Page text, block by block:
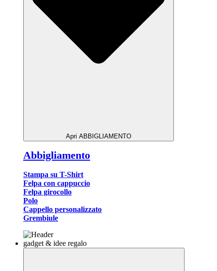
Apri ABBIGLIAMENTO
Abbigliamento
Stampa su T-Shirt
Felpa con cappuccio
Felpa girocollo
Polo
Cappello personalizzato
Grembiule
gadget & idee regalo